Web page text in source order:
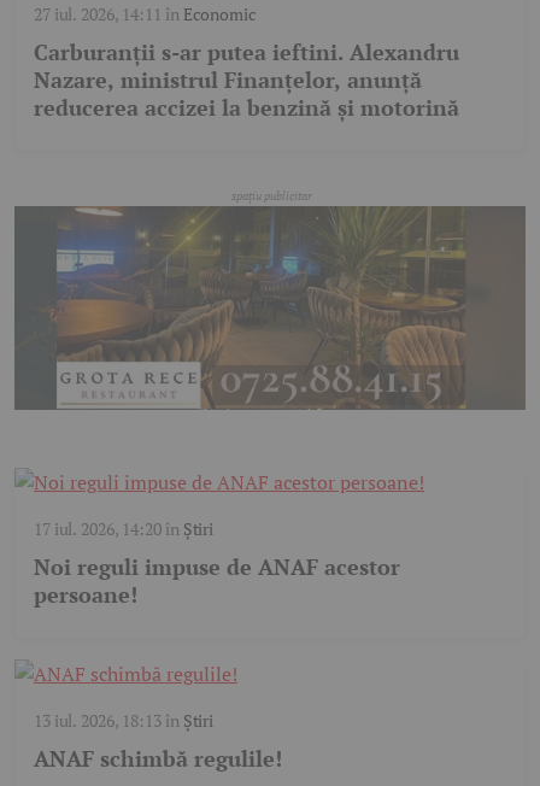
27 iul. 2026, 14:11 în Economic
Carburanții s-ar putea ieftini. Alexandru
Nazare, ministrul Finanțelor, anunță
reducerea accizei la benzină și motorină
17 iul. 2026, 14:20în Știri
Noi reguli impuse de ANAF acestor
persoane!
13 iul. 2026, 18:13în Știri
ANAF schimbă regulile!